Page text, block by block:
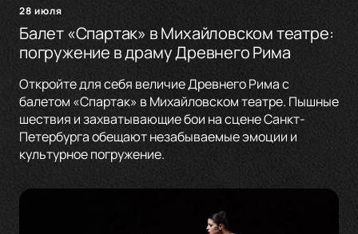
28 июля
Балет «Спартак» в Михайловском театре:
погружение в драму Древнего Рима
Откройте для себя величие Древнего Рима с
балетом «Спартак» в Михайловском театре. Пышные
шествия и захватывающие бои на сцене Санкт-
Петербурга обещают незабываемые эмоции и
культурное погружение.